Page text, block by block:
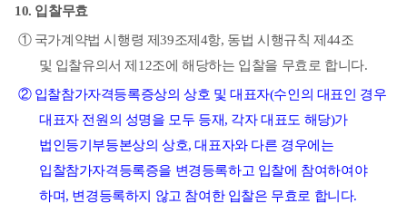
10. 입찰무효
① 국가계약법 시행령 제39조제 4항, 동법 시행규칙 제 44조
및 입찰유의서 제 12조에 해당하는 입찰을 무효로 합니다.
② 입찰참가자격등록증상의 상호 및 대표자(수인의 대표인 경우
대표자 전원의 성명을 모두 등재, 각자 대표도 해당)가
법인등기부등본상의 상호,대표자와 다른 경우에는
입찰참가자격등록증을 변경등록하고 입찰에 참여하여야
하며, 변경등록하지 않고 참여한 입찰은 무효로 합니다.